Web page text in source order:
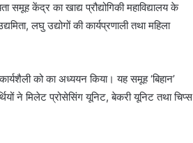
केंद्र का खाद्य प्रौद्योगिकी महाविद्यालय के
लघु उद्योगों की कार्यप्रणाली तथा महिला
को का अध्ययन किया। यह समूह ‘बिहान’
ने मिलेट प्रोसेसिंग यूनिट, बेकरी यूनिट तथा चिप्स